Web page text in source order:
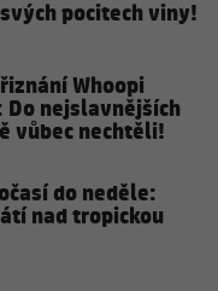
pocitech viny!
Whoopi
Do nejslavnějších
vůbec nechtěli!
do neděle:
nad tropickou